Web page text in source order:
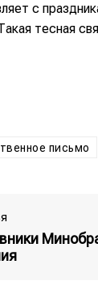
с
тесная
письмо